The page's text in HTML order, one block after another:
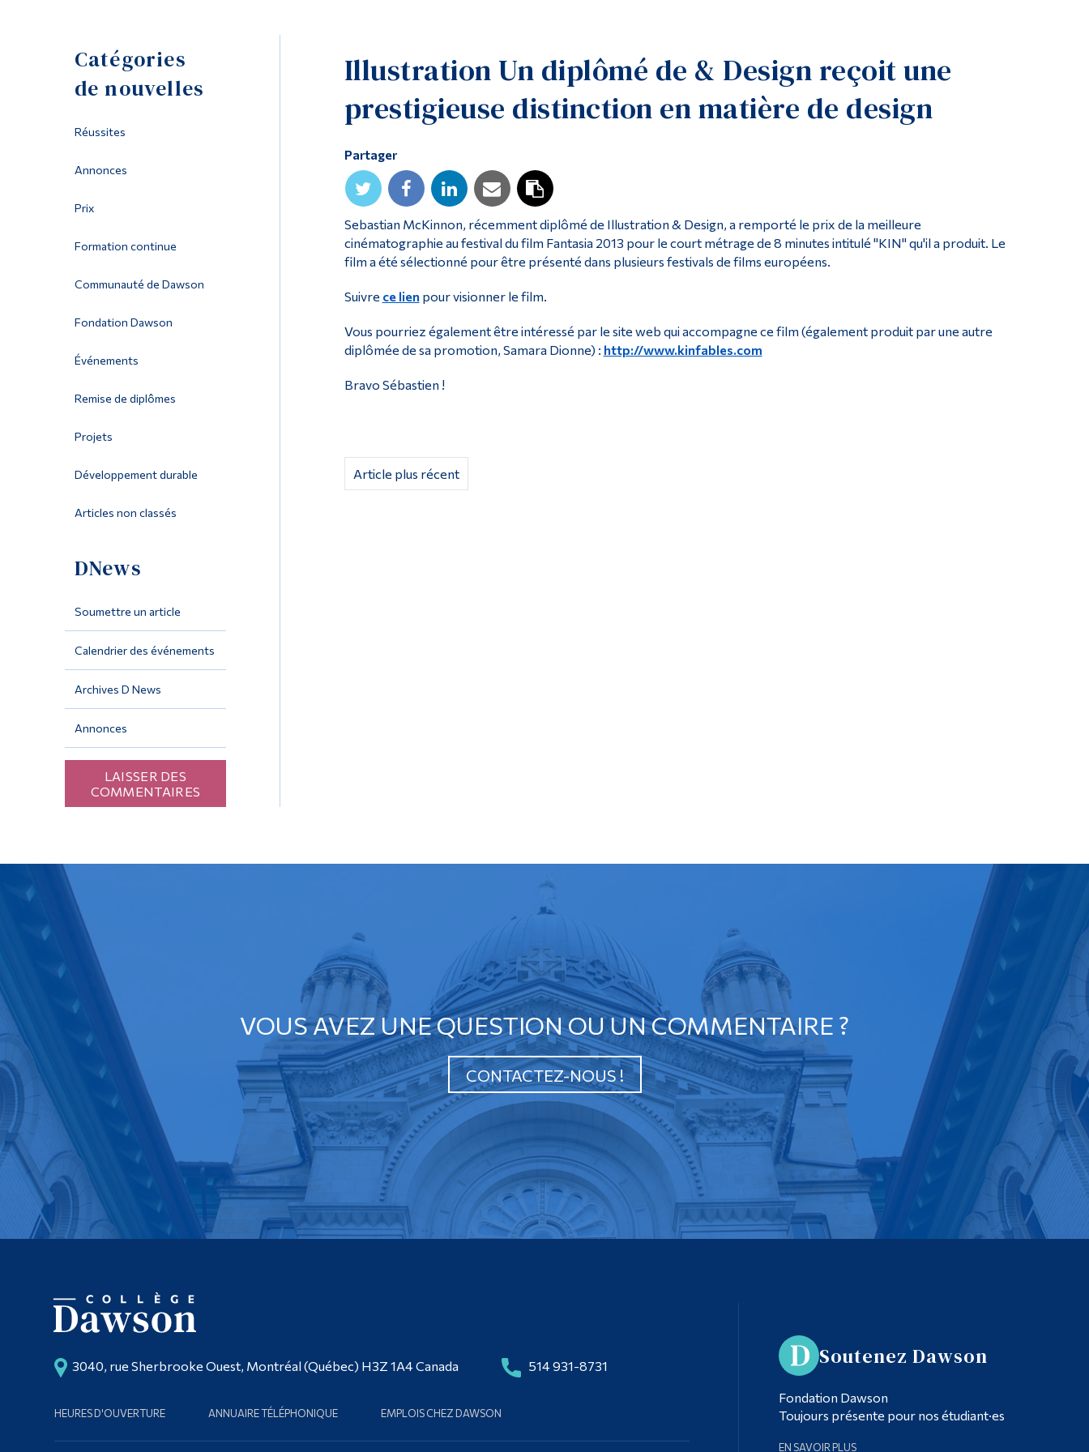
Catégories
de nouvelles
Réussites
Annonces
Prix
Formation continue
Communauté de Dawson
Fondation Dawson
Événements
Remise de diplômes
Projets
Développement durable
Articles non classés
DNews
Soumettre un article
Calendrier des événements
Archives D News
Annonces
LAISSER DES
COMMENTAIRES
Illustration Un diplômé de & Design reçoit une
prestigieuse distinction en matière de design
Partager
Sebastian McKinnon, récemment diplômé de Illustration & Design, a remporté le prix de la meilleure
cinématographie au festival du film Fantasia 2013 pour le court métrage de 8 minutes intitulé "KIN" qu'il a produit. Le
film a été sélectionné pour être présenté dans plusieurs festivals de films européens.
Suivre ce lien pour visionner le film.
Vous pourriez également être intéressé par le site web qui accompagne ce film (également produit par une autre
diplômée de sa promotion, Samara Dionne) : http://www.kinfables.com
Bravo Sébastien !
Article plus récent
VOUS AVEZ UNE QUESTION OU UN COMMENTAIRE ?
CONTACTEZ-NOUS !
3040, rue Sherbrooke Ouest, Montréal (Québec) H3Z 1A4 Canada 514 931-8731
HEURES D'OUVERTURE ANNUAIRE TÉLÉPHONIQUE EMPLOIS CHEZ DAWSON
Soutenez Dawson
Fondation Dawson
Toujours présente pour nos étudiant·es
EN SAVOIR PLUS
Menu principal
Programmes
Futurs étudiants
Étudiants actuels
Diplômé·es et visiteur·euses